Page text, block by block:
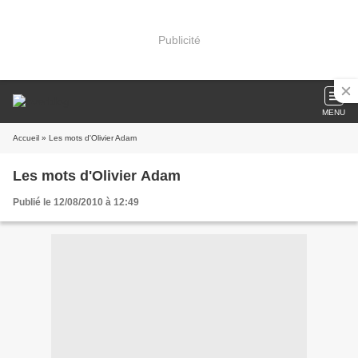
Publicité
MENU
Accueil » Les mots d'Olivier Adam
Les mots d'Olivier Adam
Publié le 12/08/2010 à 12:49